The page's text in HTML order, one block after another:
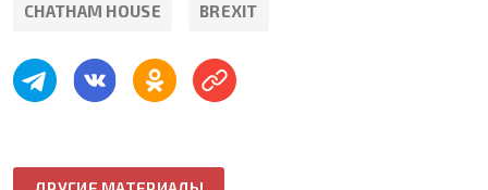
CHATHAM HOUSE BREXIT